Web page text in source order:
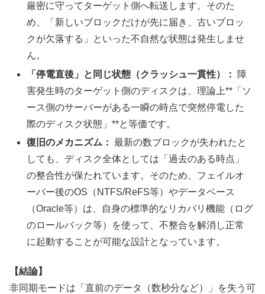
厳密に守ってターゲット側へ転送します。そのた
め、「新しいブロックだけが先に届き、古いブロッ
クが欠落する」といった不自然な状態は発生しませ
ん。
「停電直後」と同じ状態（クラッシュ一貫性）：
障
害発生時のターゲット側のディスクは、理論上**「ソ
ース側のサーバーがある一瞬の時点で突然停電した
際のディスク状態」**と等価です。
復旧のメカニズム： 最新の数ブロックが失われたと
しても、ディスク全体としては「過去のある時点」
の整合性が保たれています。そのため、フェイルオ
ーバー後のOS（NTFS/ReFS等）やデータベース
（Oracle等）は、自身の標準的なリカバリ機能（ログ
のロールバック等）を使って、不整合を解消し正常
に起動することが可能な設計となっています。
【結論】
非同期モードは「直前のデータ（数秒分など）」を失う可